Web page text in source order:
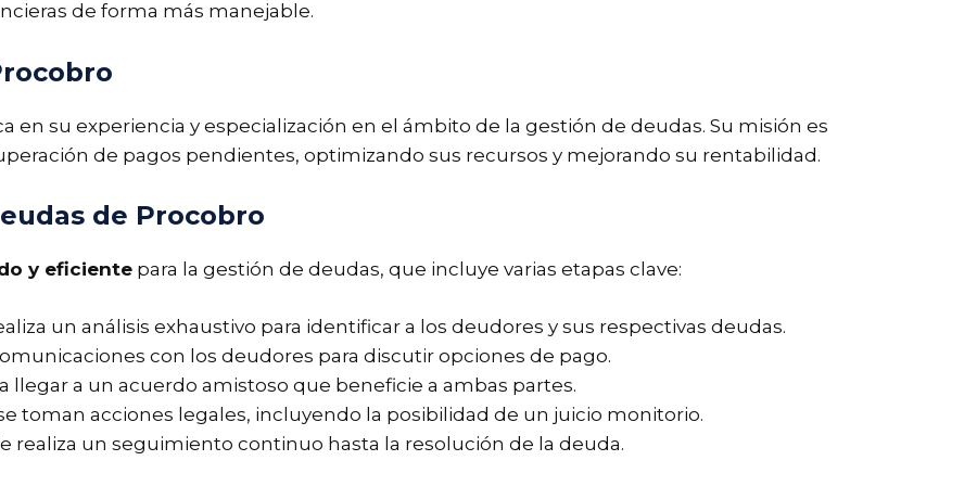
de forma más manejable.
en su experiencia y especialización en el ámbito de la gestión de deudas. Su misión es
de pagos pendientes, optimizando sus recursos y mejorando su rentabilidad.
de Procobro
y eficiente para la gestión de deudas, que incluye varias etapas clave:
un análisis exhaustivo para identificar a los deudores y sus respectivas deudas.
con los deudores para discutir opciones de pago.
llegar a un acuerdo amistoso que beneficie a ambas partes.
se toman acciones legales, incluyendo la posibilidad de un juicio monitorio.
realiza un seguimiento continuo hasta la resolución de la deuda.